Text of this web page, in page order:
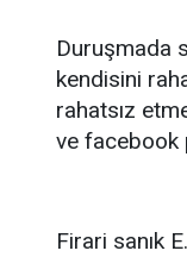
Duruşmada
kendisini
rahatsız
ve facebook
Firari sanık